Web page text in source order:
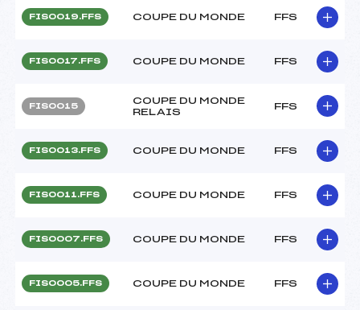
FIS0019.FFS COUPE DU MONDE FFS
FIS0017.FFS COUPE DU MONDE FFS
FIS0015
COUPE DU MONDE
RELAIS
FFS
FIS0013.FFS COUPE DU MONDE FFS
FIS0011.FFS COUPE DU MONDE FFS
FIS0007.FFS COUPE DU MONDE FFS
FIS0005.FFS COUPE DU MONDE FFS